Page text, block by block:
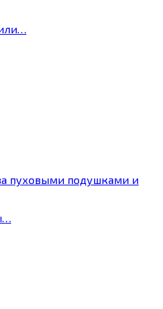
пуховыми подушками и